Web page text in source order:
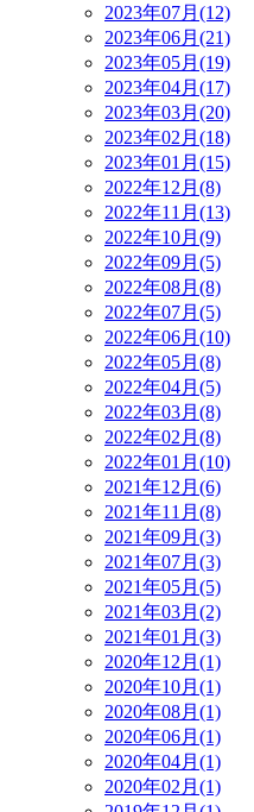
2023年07月(12)
2023年06月(21)
2023年05月(19)
2023年04月(17)
2023年03月(20)
2023年02月(18)
2023年01月(15)
2022年12月(8)
2022年11月(13)
2022年10月(9)
2022年09月(5)
2022年08月(8)
2022年07月(5)
2022年06月(10)
2022年05月(8)
2022年04月(5)
2022年03月(8)
2022年02月(8)
2022年01月(10)
2021年12月(6)
2021年11月(8)
2021年09月(3)
2021年07月(3)
2021年05月(5)
2021年03月(2)
2021年01月(3)
2020年12月(1)
2020年10月(1)
2020年08月(1)
2020年06月(1)
2020年04月(1)
2020年02月(1)